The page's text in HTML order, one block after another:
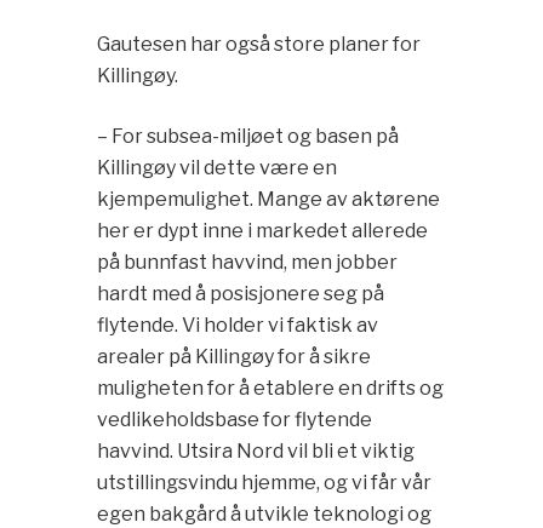
Gautesen har også store planer for
Killingøy.
– For subsea-miljøet og basen på
Killingøy vil dette være en
kjempemulighet. Mange av aktørene
her er dypt inne i markedet allerede
på bunnfast havvind, men jobber
hardt med å posisjonere seg på
flytende. Vi holder vi faktisk av
arealer på Killingøy for å sikre
muligheten for å etablere en drifts og
vedlikeholdsbase for flytende
havvind. Utsira Nord vil bli et viktig
utstillingsvindu hjemme, og vi får vår
egen bakgård å utvikle teknologi og